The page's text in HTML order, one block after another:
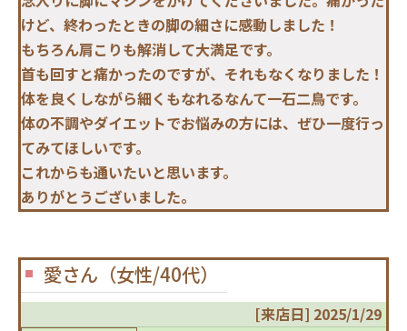
けど、終わったときの脚の細さに感動しました！
もちろん肩こりも解消して大満足です。
首も回すと痛かったのですが、それもなくなりました！
体を良くしながら細くもなれるなんて一石二鳥です。
体の不調やダイエットでお悩みの方には、ぜひ一度行っ
てみてほしいです。
これからも通いたいと思います。
ありがとうございました。
愛さん（女性/40代）
[来店日] 2025/1/29